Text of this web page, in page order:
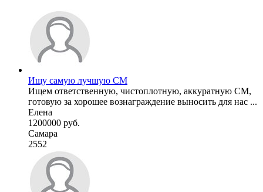
Ищу самую лучшую СМ
Ищем ответственную, чистоплотную, аккуратную СМ,
готовую за хорошее вознаграждение выносить для нас ...
Елена
1200000 руб.
Самара
2552